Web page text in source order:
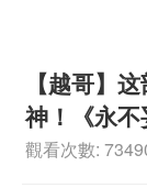
【越哥】
神！《永不
觀看次數: